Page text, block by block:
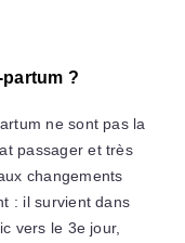
?
ne sont pas la
passager et très
changements
: il survient dans
vers le 3e jour,